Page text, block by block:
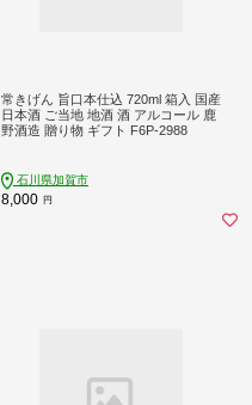
常きげん 旨口本仕込 720ml 箱入 国産
日本酒 ご当地 地酒 酒 アルコール 鹿
野酒造 贈り物 ギフト F6P-2988
石川県加賀市
8,000 円